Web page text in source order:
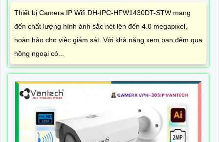
Thiết bị Camera IP Wifi DH-IPC-HFW1430DT-STW mang
đến chất lượng hình ảnh sắc nét lên đến 4.0 megapixel,
hoàn hảo cho việc giám sát. Với khả năng xem ban đêm qua
hồng ngoại có...